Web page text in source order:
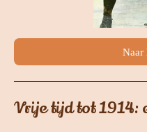
Naar
Vrije tijd tot 1914: